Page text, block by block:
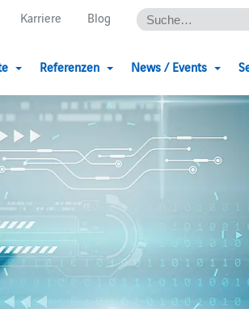
Karriere Blog
Referenzen News / Events